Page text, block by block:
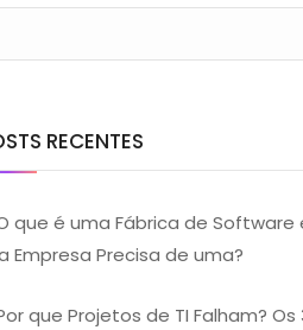
RECENTES
que é uma Fábrica de Software
Empresa Precisa de uma?
que Projetos de TI Falham? Os